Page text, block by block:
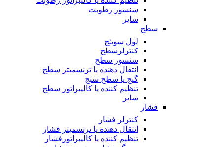
سنسور رطوبت
سایر
سطح
لول سویئچ
کنترلرسطح
سنسور سطح
انتقال دهنده یا ترنسمیتر سطح
گیج یا سطح سنج
تنظیم کننده یا کالیبراتور سطح
سایر
فشار
کنترلر فشار
انتقال دهنده یا ترنسمیتر فشار
تنظیم کننده یا کالیبراتورفشار